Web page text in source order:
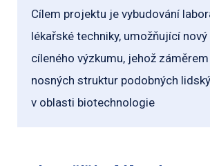
Cílem projektu je vybudování
lékařské techniky, umožňující
cíleného výzkumu, jehož
nosných struktur podobných
v oblasti biotechnologie